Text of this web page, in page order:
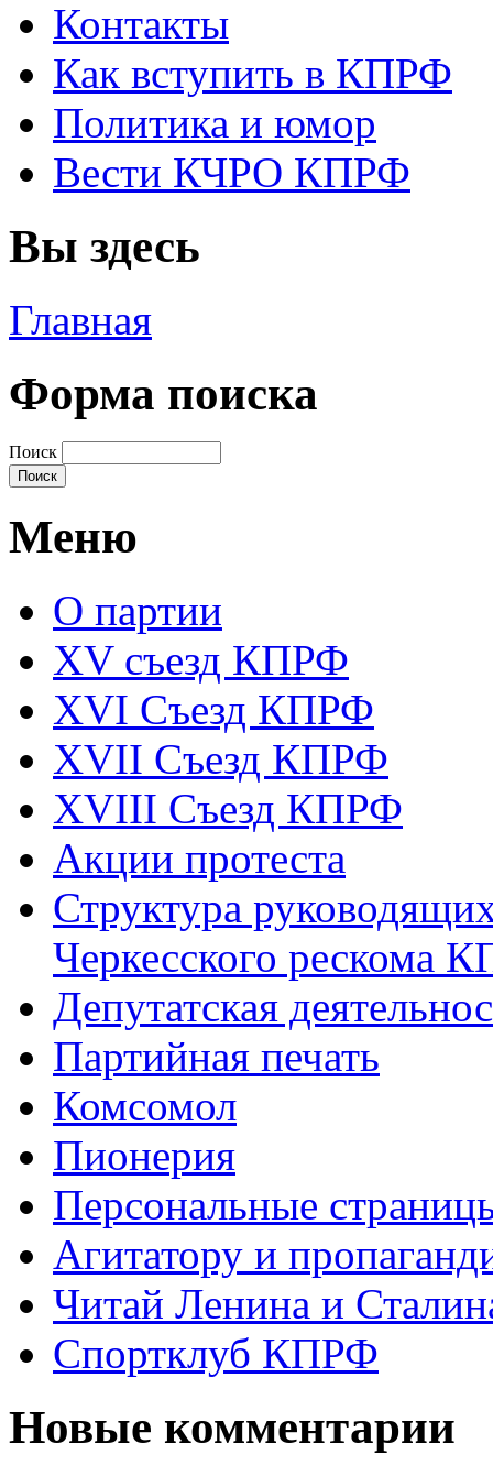
Контакты
Как вступить в КПРФ
Политика и юмор
Вести КЧРО КПРФ
Вы здесь
Главная
Форма поиска
Поиск
Меню
О партии
XV съезд КПРФ
XVI Съезд КПРФ
XVII Cъезд КПРФ
XVIII Cъезд КПРФ
Акции протеста
Структура
Черкесского рескома
Депутатская
Партийная печать
Комсомол
Пионерия
Персональные
Агитатору и
Читай Ленина и
Спортклуб КПРФ
Новые комментарии